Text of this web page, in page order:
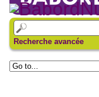
Recherche avancée